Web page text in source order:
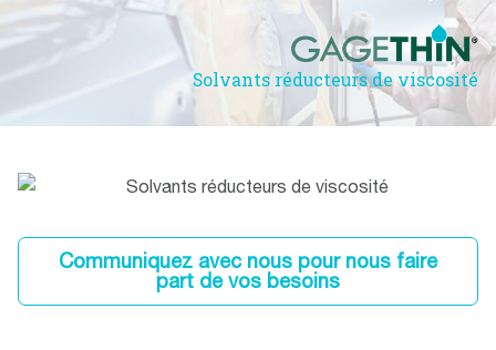
Solvants réducteurs de viscosité
Communiquez avec nous pour nous faire
part de vos besoins